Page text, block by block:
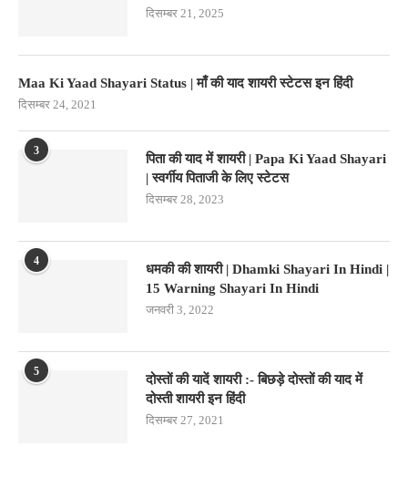
दिसम्बर 21, 2025
Maa Ki Yaad Shayari Status | माँ की याद शायरी स्टेटस इन हिंदी
दिसम्बर 24, 2021
3
पिता की याद में शायरी | Papa Ki Yaad Shayari
| स्वर्गीय पिताजी के लिए स्टेटस
दिसम्बर 28, 2023
4
धमकी की शायरी | Dhamki Shayari In Hindi |
15 Warning Shayari In Hindi
जनवरी 3, 2022
5
दोस्तों की यादें शायरी :- बिछड़े दोस्तों की याद में
दोस्ती शायरी इन हिंदी
दिसम्बर 27, 2021